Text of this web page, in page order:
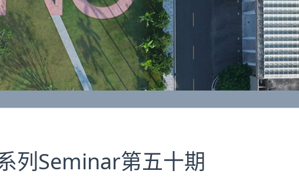
列Seminar第五十期